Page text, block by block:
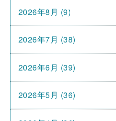
2026年8月 (9)
2026年7月 (38)
2026年6月 (39)
2026年5月 (36)